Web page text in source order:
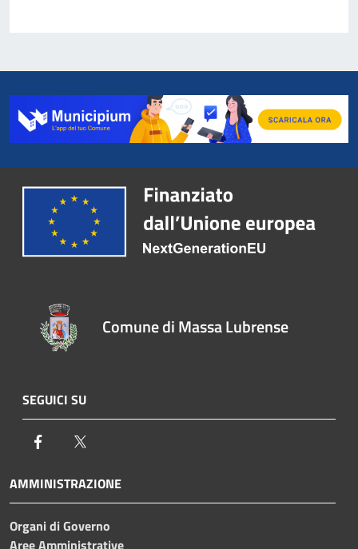
Comune di Massa Lubrense
SEGUICI SU
Facebook
AMMINISTRAZIONE
Organi di Governo
Aree Amministrative